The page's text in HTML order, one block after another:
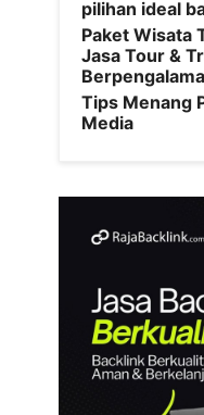
pilihan ideal
Paket Wisata
Jasa Tour &
Tips Menang
Media